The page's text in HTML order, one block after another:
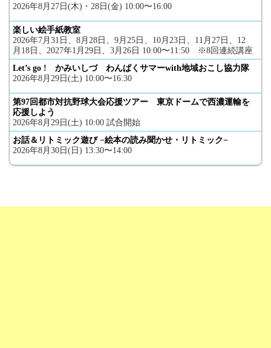
2026年8月27日(木)・28日(金) 10:00〜16:00
楽しい絵手紙教室
2026年7月31日、8月28日、9月25日、10月23日、11月27日、12
月18日、2027年1月29日、3月26日 10:00〜11:50 ※8回連続講座
Let’s go ! かみいしづ わんぱくサマーwith地域おこし協力隊
2026年8月29日(土) 10:00〜16:30
第97回都市対抗野球大会応援ツアー 東京ドームで西濃運輸を
応援しよう
2026年8月29日(土) 10:00 試合開始
お話＆リトミック遊び −絵本の読み聞かせ・リトミック−
2026年8月30日(日) 13:30〜14:00